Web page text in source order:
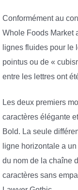
Conformément au
Whole Foods Market
lignes fluides pour le
pointus ou de «
entre les lettres ont
Les deux premiers
caractères élégante
Bold. La seule
ligne horizontale a
du nom de la chaîne
caractères sans